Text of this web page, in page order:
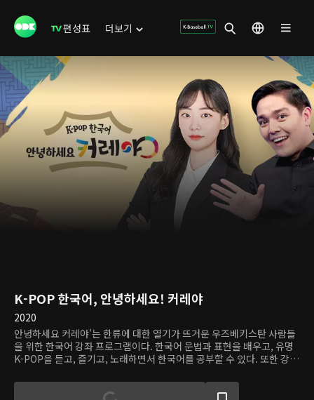
편성표 더보기
K-POP 한국어, 안녕하세요! 커레야
2020
안녕하세요 커레야'는 한류에 대한 열기가 뜨거운 우즈베키스탄 사람들
을 위한 한국어 강좌 프로그램이다. 한국어 문법과 표현을 배우고, 유명
K-POP을 듣고, 즐기고, 노래하면서 한국어를 공부할 수 있다. 또한 강사
를 체험하고 한국어를 익힌다.